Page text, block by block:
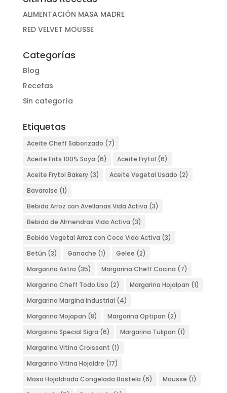
ALIMENTACIÓN MASA MADRE
RED VELVET MOUSSE
Categorías
Blog
Recetas
Sin categoría
Etiquetas
Aceite Cheff Saborizado (7)
Aceite Frits 100% Soya (6) Aceite Frytol (6)
Aceite Frytol Bakery(3) Aceite Vegetal Usado (2)
Bavaroise (1)
Bebida Arroz con Avellanas Vida Activa (3)
Bebida de Almendras Vida Activa (3)
Bebida Vegetal Arroz con Coco Vida Activa (3)
Betún (3) Ganache (1) Gelee (2)
Margarina Astra (35) Margarina Cheff Cocina (7)
Margarina Cheff Todo Uso (2) Margarina Hojalpan (1)
Margarina Margina Industrial (4)
Margarina Mojapan (8) Margarina Optipan (2)
Margarina Special Sigra (6) Margarina Tulipan (1)
Margarina Vitina Croissant (1)
Margarina Vitina Hojaldre (17)
Masa Hojaldrada Congelada Bastela (6) Mousse (1)